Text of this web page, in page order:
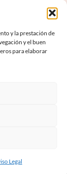
y la prestación de
y el buen
para elaborar
Legal
S.L.